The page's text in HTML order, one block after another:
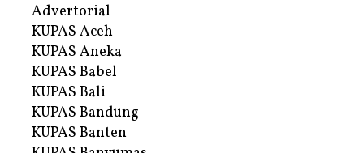
Advertorial
KUPAS Aceh
KUPAS Aneka
KUPAS Babel
KUPAS Bali
KUPAS Bandung
KUPAS Banten